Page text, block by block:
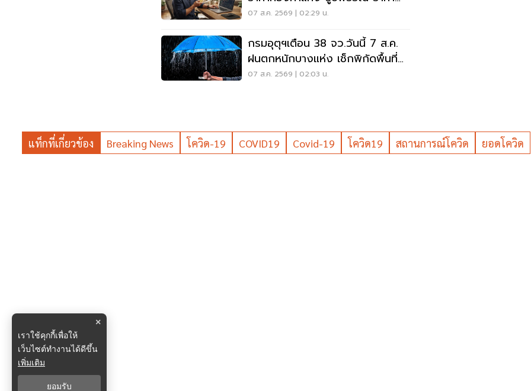
ขาย - รับซื้อ กี่บาท
07 ส.ค. 2569 | 02:29 น.
กรมอุตุฯเตือน 38 จว.วันนี้ 7 ส.ค.
ฝนตกหนักบางแห่ง เช็กพิกัดพื้นที่
เสี่ยงด่วน
07 ส.ค. 2569 | 02:03 น.
แท็กที่เกี่ยวข้อง Breaking News โควิด-19 COVID19 Covid-19 โควิด19 สถานการณ์โควิด ยอดโควิด
×
เราใช้คุกกี้เพื่อให้
เว็บไซต์ทำงานได้ดีขึ้น
เพิ่มเติม
ยอมรับ